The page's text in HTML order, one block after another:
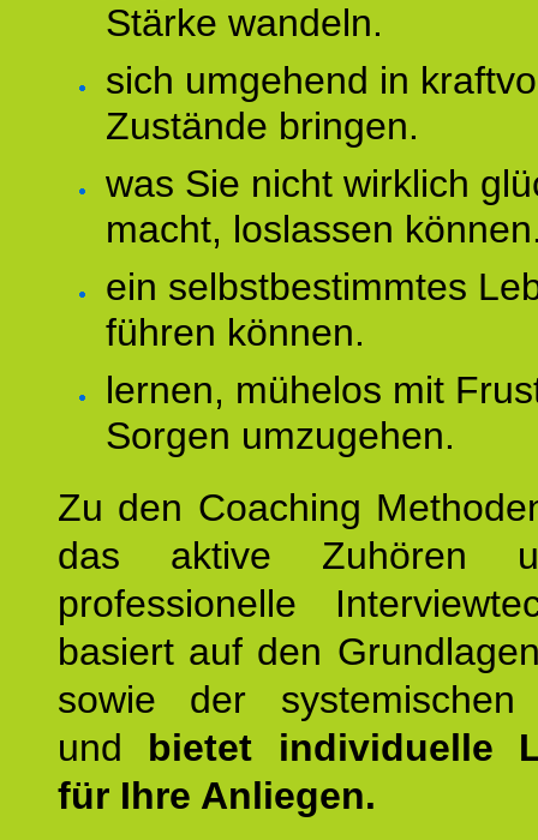
Stärke wandeln.
sich umgehend in
Zustände bringen.
was Sie nicht wirklich
macht, loslassen
ein selbstbestimmtes
führen können.
lernen, mühelos mit
Sorgen umzugehen.
Zu den Coaching
das aktive Zuhören
professionelle
basiert auf den
sowie der systemischen
und bietet individuelle
für Ihre Anliegen.